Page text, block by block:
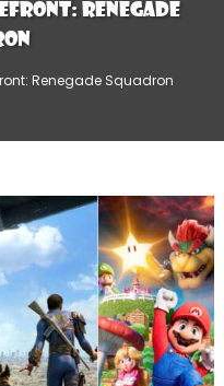
Renegade
Renegade Squadron